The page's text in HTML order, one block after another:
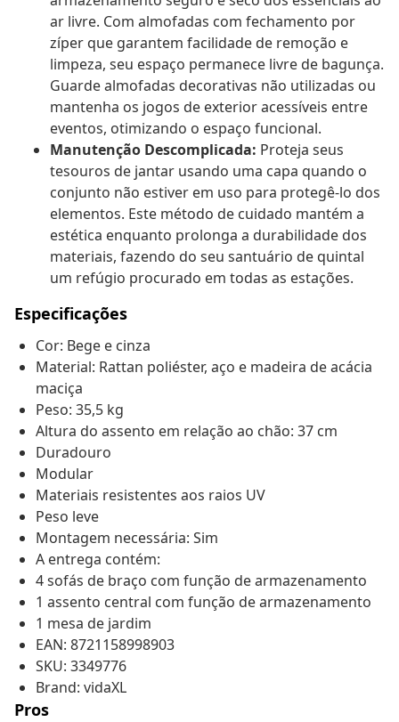
ar livre. Com almofadas com fechamento por
zíper que garantem facilidade de remoção e
limpeza, seu espaço permanece livre de bagunça.
Guarde almofadas decorativas não utilizadas ou
mantenha os jogos de exterior acessíveis entre
eventos, otimizando o espaço funcional.
Manutenção Descomplicada: Proteja seus
tesouros de jantar usando uma capa quando o
conjunto não estiver em uso para protegê-lo dos
elementos. Este método de cuidado mantém a
estética enquanto prolonga a durabilidade dos
materiais, fazendo do seu santuário de quintal
um refúgio procurado em todas as estações.
Especificações
Cor: Bege e cinza
Material: Rattan poliéster, aço e madeira de acácia
maciça
Peso: 35,5 kg
Altura do assento em relação ao chão: 37 cm
Duradouro
Modular
Materiais resistentes aos raios UV
Peso leve
Montagem necessária: Sim
A entrega contém:
4 sofás de braço com função de armazenamento
1 assento central com função de armazenamento
1 mesa de jardim
EAN: 8721158998903
SKU: 3349776
Brand: vidaXL
Pros